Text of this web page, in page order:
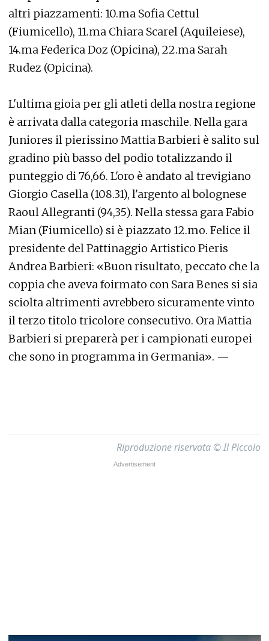
altri piazzamenti: 10.ma Sofia Cettul
(Fiumicello), 11.ma Chiara Scarel (Aquileiese),
14.ma Federica Doz (Opicina), 22.ma Sarah
Rudez (Opicina).
L'ultima gioia per gli atleti della nostra regione
è arrivata dalla categoria maschile. Nella gara
Juniores il pierissino Mattia Barbieri è salito sul
gradino più basso del podio totalizzando il
punteggio di 76,66. L'oro è andato al trevigiano
Giorgio Casella (108.31), l'argento al bolognese
Raoul Allegranti (94,35). Nella stessa gara Fabio
Mian (Fiumicello) si è piazzato 12.mo. Felice il
presidente del Pattinaggio Artistico Pieris
Andrea Barbieri: «Buon risultato, peccato che la
coppia che aveva foirmato con Sara Benes si sia
sciolta altrimenti avrebbero sicuramente vinto
il terzo titolo tricolore consecutivo. Ora Mattia
Barbieri si preparerà per i campionati europei
che sono in programma in Germania». —
Riproduzione riservata © Il Piccolo